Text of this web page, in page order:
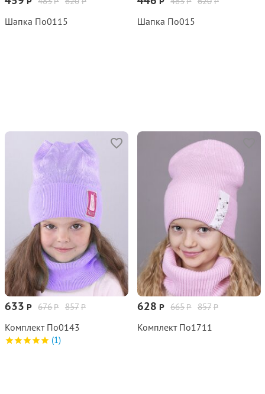
Шапка По0115 Шапка По015
857 Р
676Р
633 Р
Комплект По0143
(1)
857 Р
665Р
628 Р
Комплект По1711